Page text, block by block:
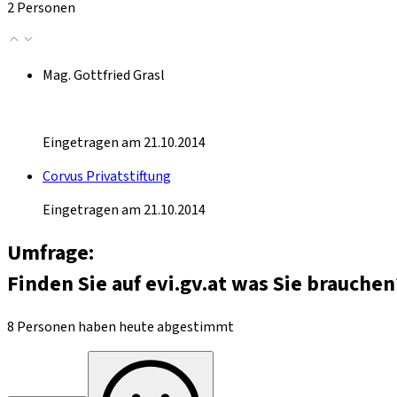
2 Personen
Mag. Gottfried Grasl
Eingetragen am 21.10.2014
Corvus Privatstiftung
Eingetragen am 21.10.2014
Umfrage:
Finden Sie auf evi.gv.at was Sie
8 Personen haben heute abgestimmt